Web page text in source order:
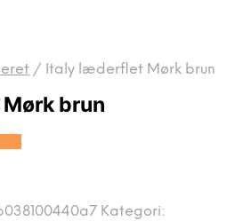
/ Italy læderflet Mørk brun
brun
Kategori: